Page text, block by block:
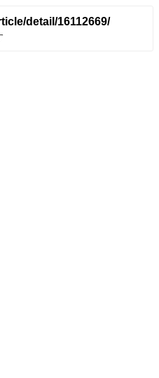
detail/16112669/